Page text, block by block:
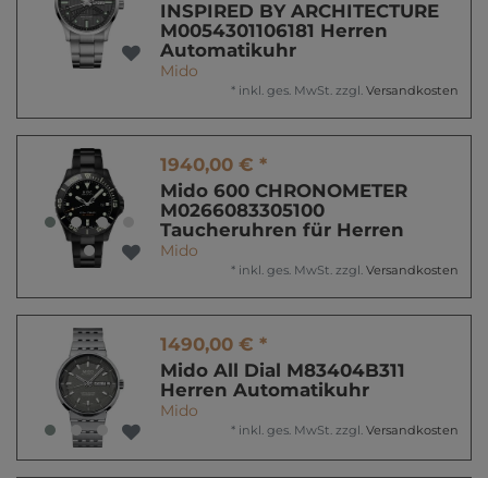
INSPIRED BY ARCHITECTURE
M0054301106181 Herren
Automatikuhr
Mido
* inkl. ges. MwSt. zzgl. Versandkosten
1940,00 € *
Mido 600 CHRONOMETER
M0266083305100
Taucheruhren für Herren
Mido
* inkl. ges. MwSt. zzgl. Versandkosten
1490,00 € *
Mido All Dial M83404B311
Herren Automatikuhr
Mido
* inkl. ges. MwSt. zzgl. Versandkosten